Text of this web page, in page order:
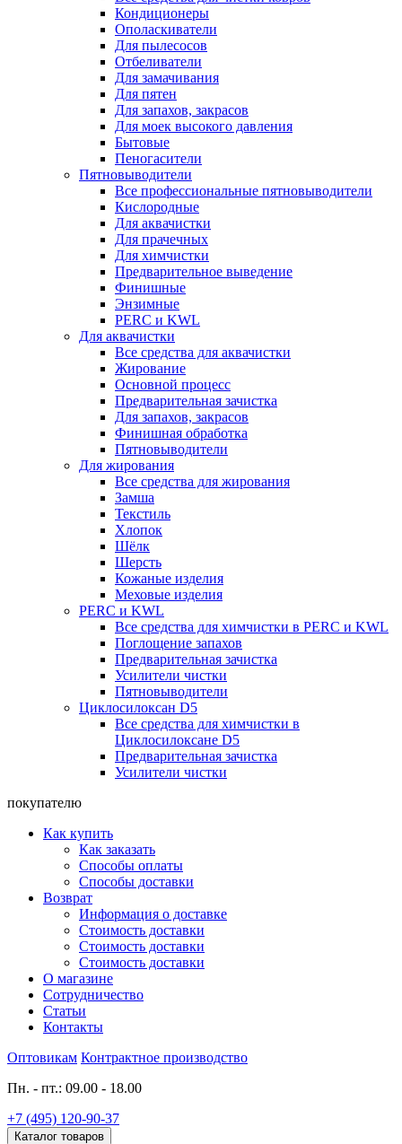
Кондиционеры
Ополаскиватели
Для пылесосов
Отбеливатели
Для замачивания
Для пятен
Для запахов, закрасов
Для моек высокого давления
Бытовые
Пеногасители
Пятновыводители
Все профессиональные пятновыводители
Кислородные
Для аквачистки
Для прачечных
Для химчистки
Предварительное выведение
Финишные
Энзимные
PERC и KWL
Для аквачистки
Все средства для аквачистки
Жирование
Основной процесс
Предварительная зачистка
Для запахов, закрасов
Финишная обработка
Пятновыводители
Для жирования
Все средства для жирования
Замша
Текстиль
Хлопок
Шёлк
Шерсть
Кожаные изделия
Меховые изделия
PERC и KWL
Все средства для химчистки в PERC и KWL
Поглощение запахов
Предварительная зачистка
Усилители чистки
Пятновыводители
Циклосилоксан D5
Все средства для химчистки в
Циклосилоксане D5
Предварительная зачистка
Усилители чистки
покупателю
Как купить
Как заказать
Способы оплаты
Способы доставки
Возврат
Информация о доставке
Стоимость доставки
Стоимость доставки
Стоимость доставки
О магазине
Сотрудничество
Статьи
Контакты
Оптовикам Контрактное производство
Пн. - пт.: 09.00 - 18.00
+7 (495) 120-90-37
Каталог товаров